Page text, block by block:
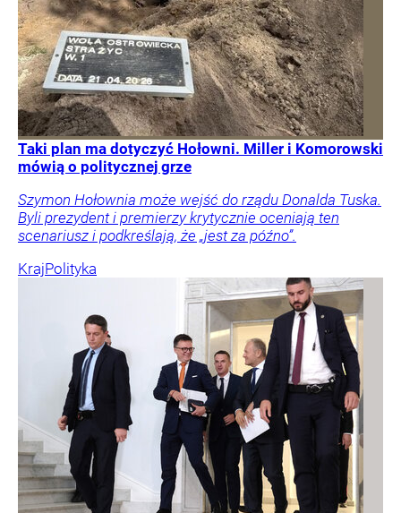
Taki plan ma dotyczyć Hołowni. Miller i Komorowski
mówią o politycznej grze
Szymon Hołownia może wejść do rządu Donalda Tuska.
Byli prezydent i premierzy krytycznie oceniają ten
scenariusz i podkreślają, że „jest za późno”.
KrajPolityka